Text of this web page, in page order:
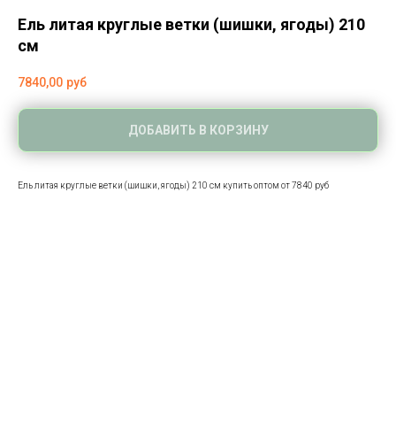
Ель литая круглые ветки (шишки, ягоды) 210
см
7840,00 руб
ДОБАВИТЬ В КОРЗИНУ
Ель литая круглые ветки (шишки, ягоды) 210 см купить оптом от 7840 руб